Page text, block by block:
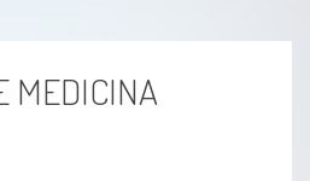
MEDICINA